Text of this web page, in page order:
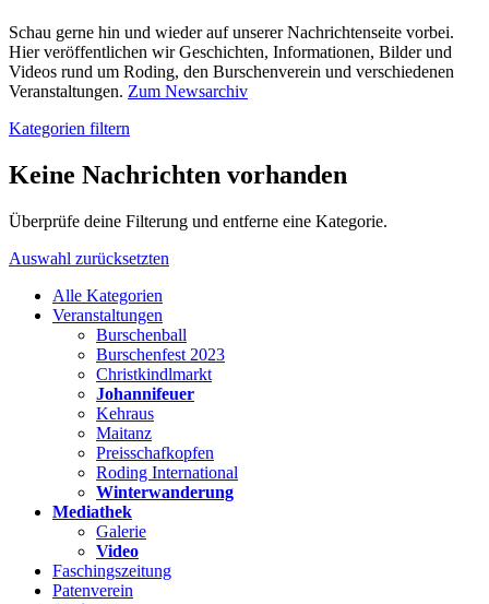
Schau gerne hin und wieder auf unserer Nachrichtenseite vorbei.
Hier veröffentlichen wir Geschichten, Informationen, Bilder und
Videos rund um Roding, den Burschenverein und verschiedenen
Veranstaltungen. Zum Newsarchiv
Kategorien filtern
Keine Nachrichten vorhanden
Überprüfe deine Filterung und entferne eine Kategorie.
Auswahl zurücksetzten
Alle Kategorien
Veranstaltungen
Burschenball
Burschenfest 2023
Christkindlmarkt
Johannifeuer
Kehraus
Maitanz
Preisschafkopfen
Roding International
Winterwanderung
Mediathek
Galerie
Video
Faschingszeitung
Patenverein